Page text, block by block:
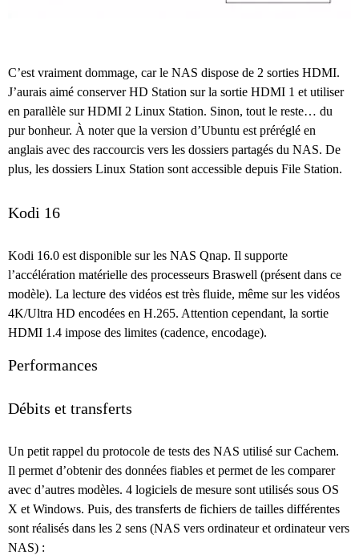
C’est vraiment dommage, car le NAS dispose de 2 sorties HDMI.
J’aurais aimé conserver HD Station sur la sortie HDMI 1 et utiliser
en parallèle sur HDMI 2 Linux Station. Sinon, tout le reste… du
pur bonheur. À noter que la version d’Ubuntu est préréglé en
anglais avec des raccourcis vers les dossiers partagés du NAS. De
plus, les dossiers Linux Station sont accessible depuis File Station.
Kodi 16
Kodi 16.0 est disponible sur les NAS Qnap. Il supporte
l’accélération matérielle des processeurs Braswell (présent dans ce
modèle). La lecture des vidéos est très fluide, même sur les vidéos
4K/Ultra HD encodées en H.265. Attention cependant, la sortie
HDMI 1.4 impose des limites (cadence, encodage).
Performances
Débits et transferts
Un petit rappel du protocole de tests des NAS utilisé sur Cachem.
Il permet d’obtenir des données fiables et permet de les comparer
avec d’autres modèles. 4 logiciels de mesure sont utilisés sous OS
X et Windows. Puis, des transferts de fichiers de tailles différentes
sont réalisés dans les 2 sens (NAS vers ordinateur et ordinateur vers
NAS) :